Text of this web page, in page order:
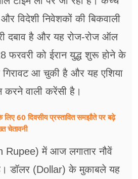
विदेशी निवेशकों की बिकवाली
दबाव है और यह रोज-रोज ऑल
फरवरी को ईरान युद्ध शुरू होने के
आ चुकी है और यह एशिया
करने वाली करेंसी है।
लिए 60 दिवसीय प्रस्तावित समझौते पर बढ़े
चेतावनी
Rupee) में आज लगातार नौवें
डॉलर (Dollar) के मुकाबले यह